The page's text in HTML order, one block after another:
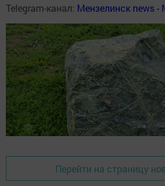
Telegram-канал: Мензелинск news
Перейти на страницу